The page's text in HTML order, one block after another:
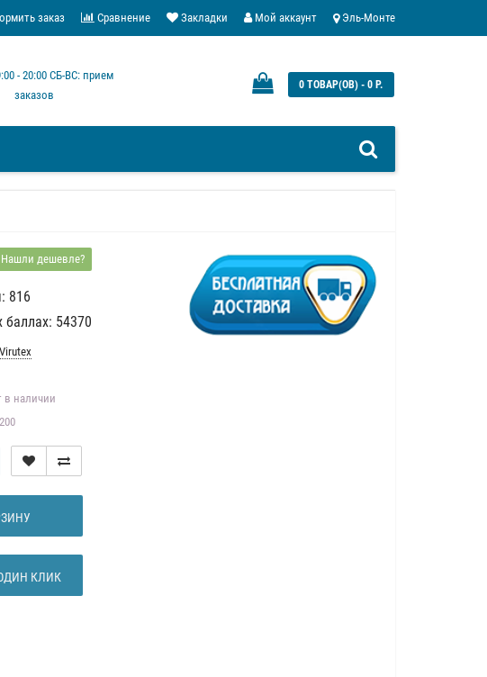
Эль-Монте
Мой аккаунт
Закладки
Сравнение
заказ
- 20:00 СБ-ВС: прием
заказов
0 ТОВАР(ОВ) - 0 Р.
Нашли дешевле?
816
баллах: 54370
Virutex
в наличии
КЛИК